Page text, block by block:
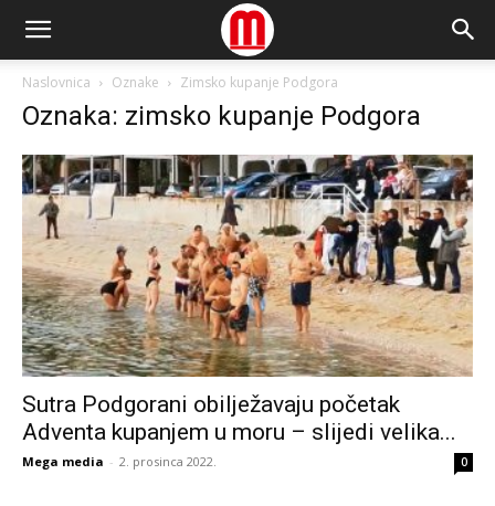
Naslovnica Oznake Zimsko kupanje Podgora
Oznaka: zimsko kupanje Podgora
Sutra Podgorani obilježavaju početak
Adventa kupanjem u moru – slijedi velika...
Mega media - 2. prosinca 2022. 0